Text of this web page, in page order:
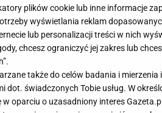
plików cookie lub inne informacje
wyświetlania reklam
lub personalizacji treści w nich
chcesz ograniczyć jej zakres lub
także do celów badania i
dot. świadczonych Tobie usług. W
oparciu o uzasadniony interes